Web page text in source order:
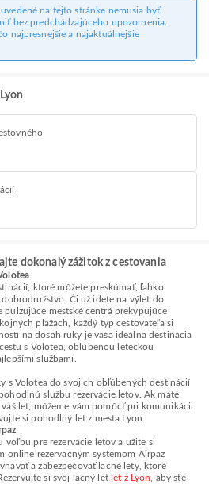
na tejto stránke nemusia byť
bez predchádzajúceho upozornenia.
najpresnejšie a najaktuálnejšie
dokonalý zážitok z cestovania
ktoré môžete preskúmať, ľahko
Či už idete na výlet do
mestské centrá prekypujúce
plážach, každý typ cestovateľa si
na dosah ruky je vaša ideálna destinácia
s Volotea, obľúbenou leteckou
službami.
s Volotea do svojich obľúbených destinácií
službu rezervácie letov. Ak máte
let, môžeme vám pomôcť pri komunikácii
si pohodlný let z mesta Lyon.
voľbu pre rezervácie letov a užite si
rezervačným systémom Airpaz
a zabezpečovať lacné lety, ktoré
si svoj lacný let let z Lyon
, aby ste